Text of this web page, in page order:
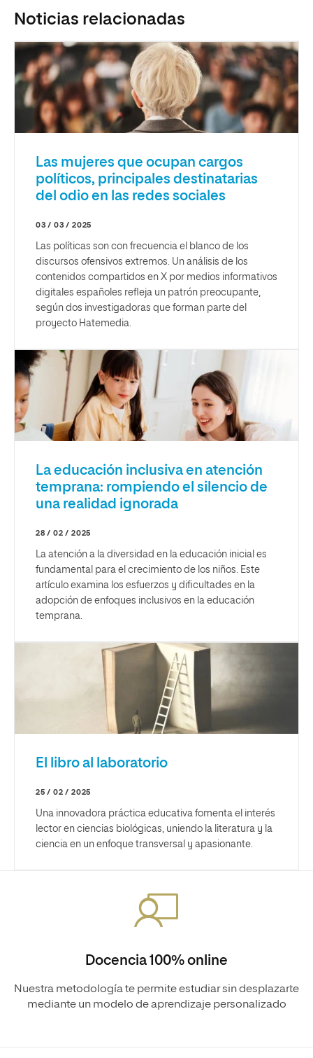
Noticias relacionadas
Las mujeres que ocupan cargos
políticos, principales destinatarias
del odio en las redes sociales
03 / 03 / 2025
Las políticas son con frecuencia el blanco de los
discursos ofensivos extremos. Un análisis de los
contenidos compartidos en X por medios informativos
digitales españoles refleja un patrón preocupante,
según dos investigadoras que forman parte del
proyecto Hatemedia.
La educación inclusiva en atención
temprana: rompiendo el silencio de
una realidad ignorada
28 / 02 / 2025
La atención a la diversidad en la educación inicial es
fundamental para el crecimiento de los niños. Este
artículo examina los esfuerzos y dificultades en la
adopción de enfoques inclusivos en la educación
temprana.
El libro al laboratorio
25 / 02 / 2025
Una innovadora práctica educativa fomenta el interés
lector en ciencias biológicas, uniendo la literatura y la
ciencia en un enfoque transversal y apasionante.
Docencia 100% online
Nuestra metodología te permite estudiar sin desplazarte
mediante un modelo de aprendizaje personalizado